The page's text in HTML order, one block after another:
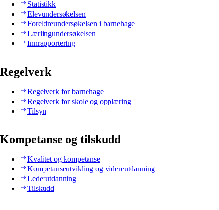
Statistikk
Elevundersøkelsen
Foreldreundersøkelsen i barnehage
Lærlingundersøkelsen
Innrapportering
Regelverk
Regelverk for barnehage
Regelverk for skole og opplæring
Tilsyn
Kompetanse og tilskudd
Kvalitet og kompetanse
Kompetanseutvikling og videreutdanning
Lederutdanning
Tilskudd